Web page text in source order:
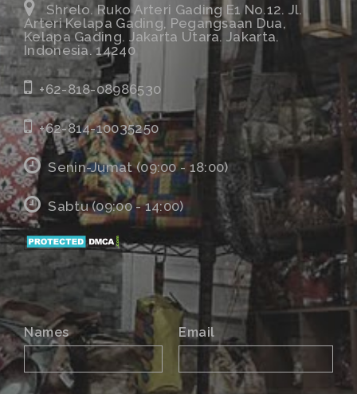
Shrelo. Ruko Arteri Gading E1 No.12. Jl.
Arteri Kelapa Gading, Pegangsaan Dua,
Kelapa Gading. Jakarta Utara. Jakarta.
Indonesia. 14240
+62-818-08986530
+62-814-10035250
Senin-Jumat (09:00 - 18:00)
Sabtu (09:00 - 14:00)
Names Email